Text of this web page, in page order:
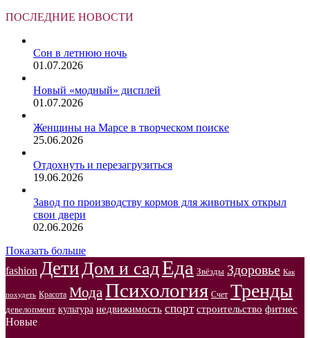
ПОСЛЕДНИЕ НОВОСТИ
Сон в летнюю ночь
01.07.2026
Новый «модный» дисплей
01.07.2026
Женщины на Марсе в творческом поиске
25.06.2026
Отдохнуть и перезагрузиться
19.06.2026
Завод по производству кормов для животных открыл
свои двери
02.06.2026
Показать больше
fashion ДетиДом и садЕда Звёзды Здоровье Как
похудеть Красота Мода Психология Счет Тренды
девелопмент культура недвижимость спорт строительство фитнес
Новые